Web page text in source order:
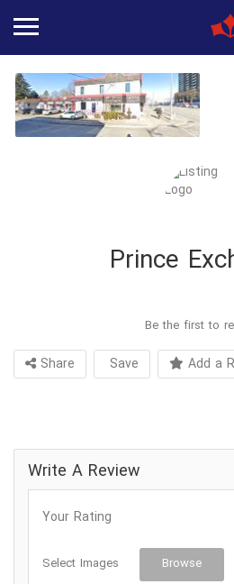
Prince
Be the first to
Share Save Add a
Write A Review
Your Rating
Select Images Browse